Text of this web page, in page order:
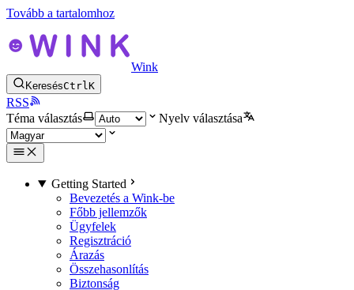
Tovább a tartalomhoz
Wink
KeresésCtrlK
RSS
Téma választás
Nyelv választása
Getting Started
Bevezetés a Wink-be
Főbb jellemzők
Ügyfelek
Regisztráció
Árazás
Összehasonlítás
Biztonság